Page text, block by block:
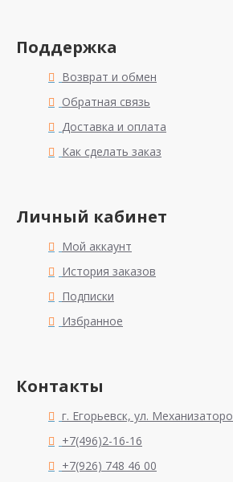
Поддержка
Возврат и обмен
Обратная связь
Доставка и оплата
Как сделать заказ
Личный кабинет
Мой аккаунт
История заказов
Подписки
Избранное
Контакты
г. Егорьевск, ул.
+7(496)2-16-16
+7(926) 748 46 00